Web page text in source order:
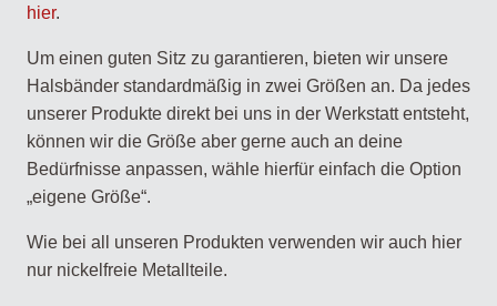
hier.
Um einen guten Sitz zu garantieren, bieten wir unsere
Halsbänder standardmäßig in zwei Größen an. Da jedes
unserer Produkte direkt bei uns in der Werkstatt entsteht,
können wir die Größe aber gerne auch an deine
Bedürfnisse anpassen, wähle hierfür einfach die Option
„eigene Größe“.
Wie bei all unseren Produkten verwenden wir auch hier
nur nickelfreie Metallteile.